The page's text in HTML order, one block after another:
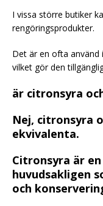
I vissa större butiker
rengöringsprodukter.
Det är en ofta använd
vilket gör den
är citronsyra
Nej, citronsyra
ekvivalenta.
Citronsyra är
huvudsakligen
och